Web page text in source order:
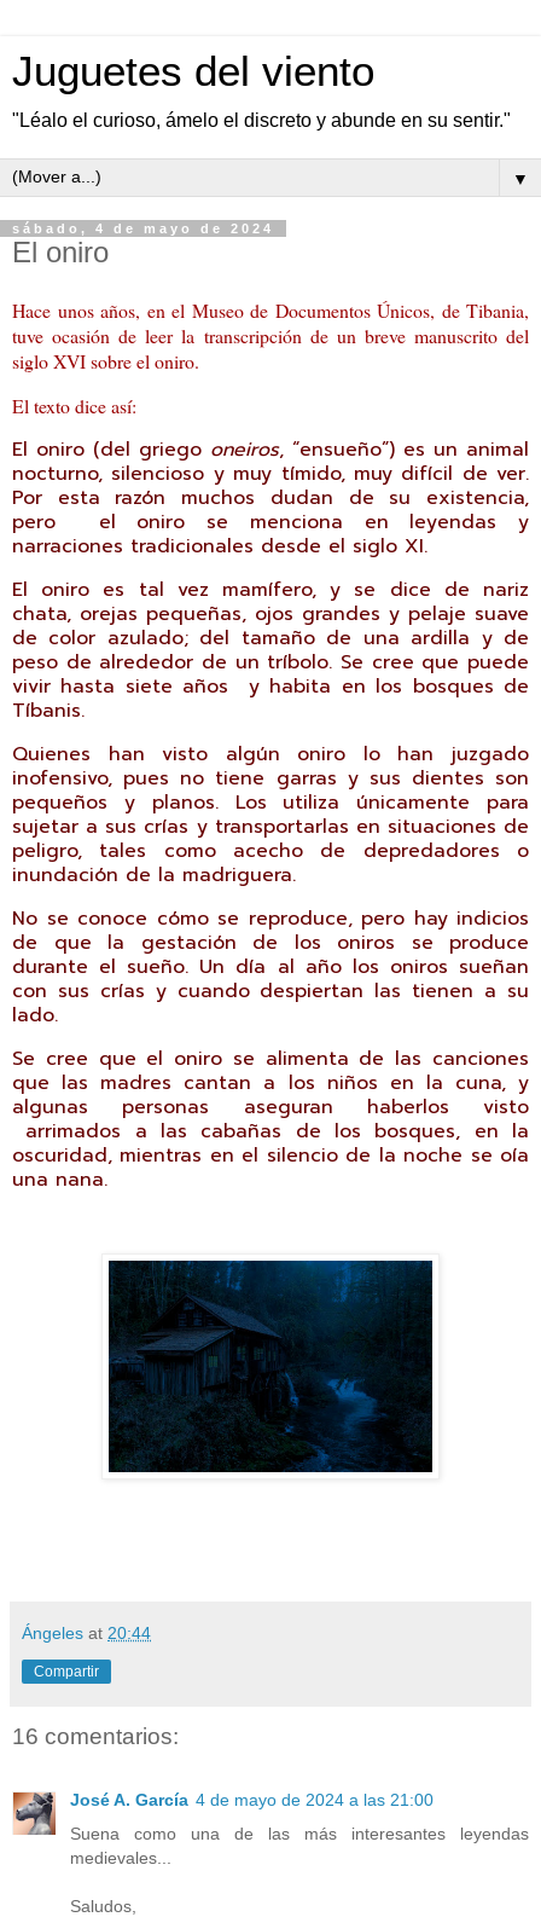
Juguetes del viento
"Léalo el curioso, ámelo el discreto y abunde en su sentir."
▼
sábado, 4 de mayo de 2024
El oniro
Hace unos años, en el Museo de Documentos Únicos, de Tibania,
tuve ocasión de leer la transcripción de un breve manuscrito del
siglo XVI sobre el oniro.
El texto dice así:
El oniro (del griego oneiros, “ensueño”) es un animal
nocturno, silencioso y muy tímido, muy difícil de ver.
Por esta razón muchos dudan de su existencia,
pero el oniro se menciona en leyendas y
narraciones tradicionales desde el siglo XI.
El oniro es tal vez mamífero, y se dice de nariz
chata, orejas pequeñas, ojos grandes y pelaje suave
de color azulado; del tamaño de una ardilla y de
peso de alrededor de un tríbolo. Se cree que puede
vivir hasta siete años y habita en los bosques de
Tíbanis.
Quienes han visto algún oniro lo han juzgado
inofensivo, pues no tiene garras y sus dientes son
pequeños y planos. Los utiliza únicamente para
sujetar a sus crías y transportarlas en situaciones de
peligro, tales como acecho de depredadores o
inundación de la madriguera.
No se conoce cómo se reproduce, pero hay indicios
de que la gestación de los oniros se produce
durante el sueño. Un día al año los oniros sueñan
con sus crías y cuando despiertan las tienen a su
lado.
Se cree que el oniro se alimenta de las canciones
que las madres cantan a los niños en la cuna, y
algunas personas aseguran haberlos visto
arrimados a las cabañas de los bosques, en la
oscuridad, mientras en el silencio de la noche se oía
una nana.
Ángeles at 20:44
Compartir
16 comentarios:
José A. García 4 de mayo de 2024 a las 21:00
Suena como una de las más interesantes leyendas
medievales...
Saludos,